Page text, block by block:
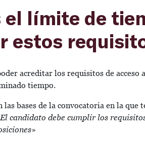
el límite de
estos
acreditar los requisitos de acceso
tiempo.
las bases de la convocatoria en la que
El candidato debe cumplir los
»